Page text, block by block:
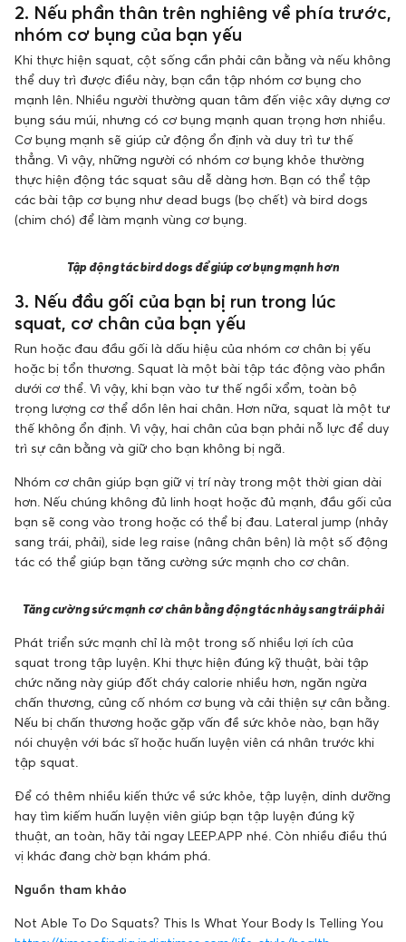
2. Nếu phần thân trên nghiêng về phía trước,
nhóm cơ bụng của bạn yếu
Khi thực hiện squat, cột sống cần phải cân bằng và nếu không
thể duy trì được điều này, bạn cần tập nhóm cơ bụng cho
mạnh lên. Nhiều người thường quan tâm đến việc xây dựng cơ
bụng sáu múi, nhưng có cơ bụng mạnh quan trọng hơn nhiều.
Cơ bụng mạnh sẽ giúp cử động ổn định và duy trì tư thế
thẳng. Vì vậy, những người có nhóm cơ bụng khỏe thường
thực hiện động tác squat sâu dễ dàng hơn. Bạn có thể tập
các bài tập cơ bụng như dead bugs (bọ chết) và bird dogs
(chim chó) để làm mạnh vùng cơ bụng.
Tập động tácbird dogs để giúp cơ bụng mạnh hơn
3. Nếu đầu gối của bạn bị run trong lúc
squat, cơ chân của bạn yếu
Run hoặc đau đầu gối là dấu hiệu của nhóm cơ chân bị yếu
hoặc bị tổn thương. Squat là một bài tập tác động vào phần
dưới cơ thể. Vì vậy, khi bạn vào tư thế ngồi xổm, toàn bộ
trọng lượng cơ thể dồn lên hai chân. Hơn nữa, squat là một tư
thế không ổn định. Vì vậy, hai chân của bạn phải nỗ lực để duy
trì sự cân bằng và giữ cho bạn không bị ngã.
Nhóm cơ chân giúp bạn giữ vị trí này trong một thời gian dài
hơn. Nếu chúng không đủ linh hoạt hoặc đủ mạnh, đầu gối của
bạn sẽ cong vào trong hoặc có thể bị đau. Lateral jump (nhảy
sang trái, phải), side leg raise (nâng chân bên) là một số động
tác có thể giúp bạn tăng cường sức mạnh cho cơ chân.
Tăng cường sức mạnh cơ chân bằng động tác nhảy sang trái phải
Phát triển sức mạnh chỉ là một trong số nhiều lợi ích của
squat trong tập luyện. Khi thực hiện đúng kỹ thuật, bài tập
chức năng này giúp đốt cháy calorie nhiều hơn, ngăn ngừa
chấn thương, củng cố nhóm cơ bụng và cải thiện sự cân bằng.
Nếu bị chấn thương hoặc gặp vấn đề sức khỏe nào, bạn hãy
nói chuyện với bác sĩ hoặc huấn luyện viên cá nhân trước khi
tập squat.
Để có thêm nhiều kiến thức về sức khỏe, tập luyện, dinh dưỡng
hay tìm kiếm huấn luyện viên giúp bạn tập luyện đúng kỹ
thuật, an toàn, hãy tải ngay LEEP.APP nhé. Còn nhiều điều thú
vị khác đang chờ bạn khám phá.
Nguồn tham khảo
Not Able To Do Squats? This Is What Your Body Is Telling You